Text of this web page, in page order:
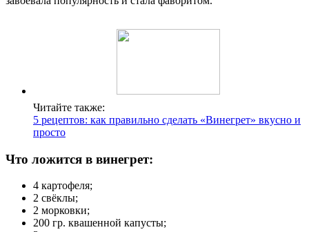
Читайте также:
5 рецептов: как правильно сделать «Винегрет» вкусно и
просто
Что ложится в винегрет:
4 картофеля;
2 свёклы;
2 морковки;
200 гр. квашенной капусты;